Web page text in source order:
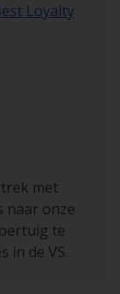
Loyalty
met
naar onze
te
in de VS.